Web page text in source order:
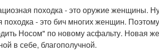
походка - это оружие женщины.
- это бич многих женщин.
Носом" по новому асфальту. Новая
в себе, благополучной.